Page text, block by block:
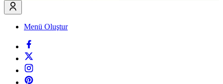
Menü Oluştur